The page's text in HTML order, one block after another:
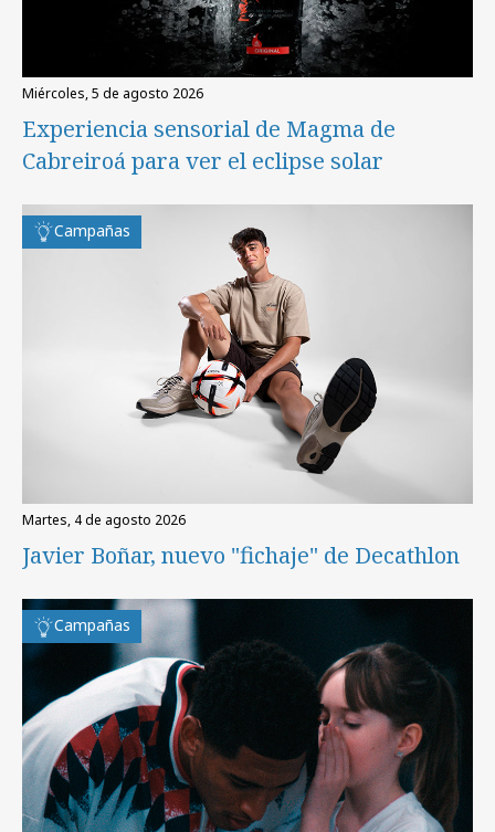
miércoles, 5 de agosto 2026
Experiencia sensorial de Magma de
Cabreiroá para ver el eclipse solar
Campañas
martes, 4 de agosto 2026
Javier Boñar, nuevo "fichaje" de Decathlon
Campañas